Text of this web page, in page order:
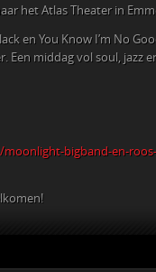
het Atlas Theater in
en You Know I’m No
Een middag vol soul, jazz
bigband-en-